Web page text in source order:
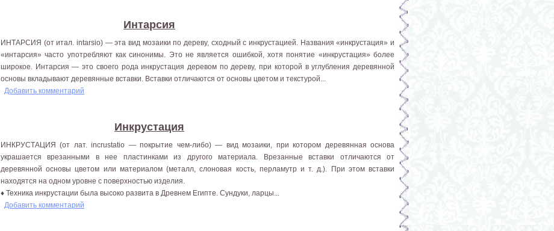
Интарсия
ИНТАРСИЯ (от итал. intarsio) — эта вид мозаики по дереву, сходный с инкрустацией. Названия «инкрустация» и
«интарсия» часто употребляют как синонимы. Это не является ошибкой, хотя понятие «инкрустация» более
широкое. Интарсия — это своего рода инкрустация деревом по дереву, при которой в углубления деревянной
основы вкладывают деревянные вставки. Вставки отличаются от основы цветом и текстурой...
Добавить комментарий
Инкрустация
ИНКРУСТАЦИЯ (от лат. incrustatio — покрытие чем-либо) — вид мозаики, при котором деревянная основа
украшается врезанными в нее пластинками из другого материала. Врезанные вставки отличаются от
деревянной основы цветом или материалом (металл, слоновая кость, перламутр и т. д.). При этом вставки
находятся на одном уровне с поверхностью изделия.
♦ Техника инкрустации была высоко развита в Древнем Египте. Сундуки, ларцы...
Добавить комментарий